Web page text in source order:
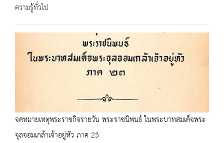
ความรู้ทั่วไป
จดหมายเหตุพระราชกิจรายวัน พระราชนิพนธ์ ในพระบาทสมเด็จพระ
จุลจอมเกล้าเจ้าอยู่หัว ภาค 23